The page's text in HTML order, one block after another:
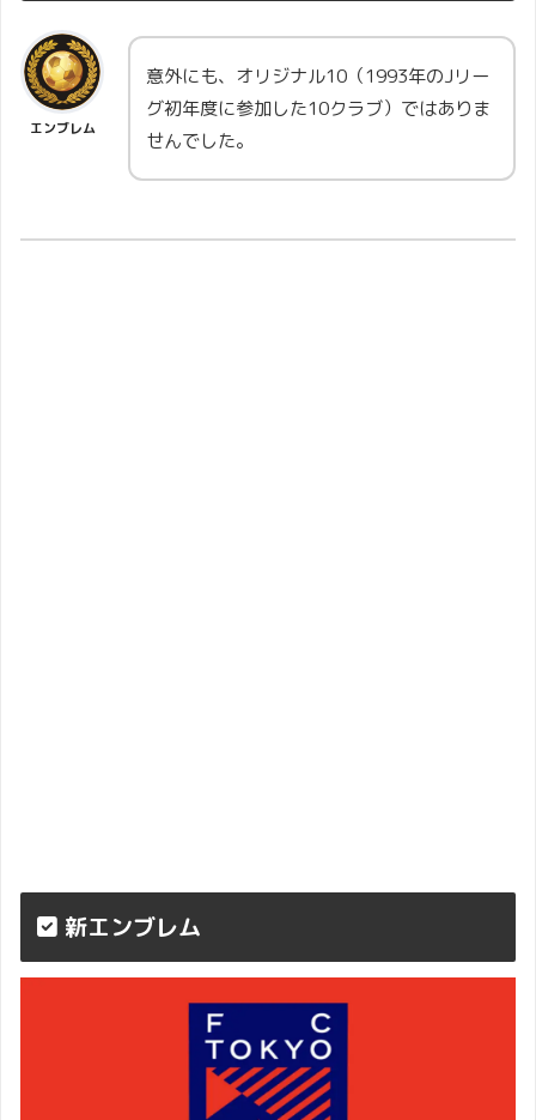
エンブレム
意外にも、オリジナル10（1993年のJリー
グ初年度に参加した10クラブ）ではありま
せんでした。
新エンブレム